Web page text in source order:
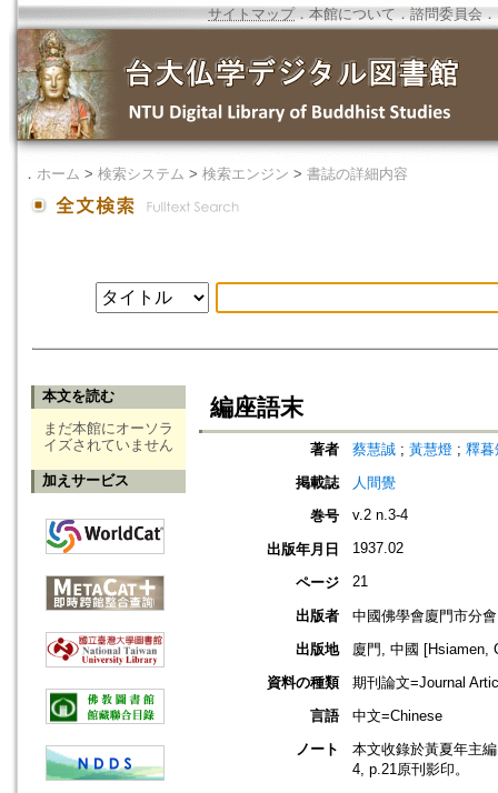
サイトマップ．本館について ． 諮問委員会 ．
． ホーム > 検索システム > 検索エンジン > 書誌の詳細内容
本文を読む
まだ本館にオーソラ
イズされていません
加えサービス
編座語末
著者 蔡慧誠 ; 黃慧燈 ; 釋暮
掲載誌
人間覺
巻号
v.2 n.3-4
出版年月日 1937.02
ページ 21
出版者
中國佛學會廈門市分會
出版地
廈門, 中國 [Hsiamen,
資料の種類
期刊論文=Journal
言語
中文=Chinese
ノート
本文收錄於黃夏年主
4, p.21原刊影印。